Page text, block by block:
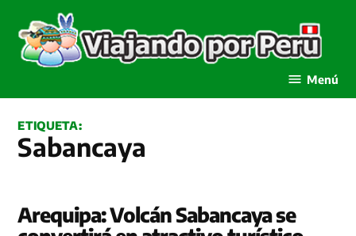
contenido
Menú
ETIQUETA:
Sabancaya
Arequipa: Volcán Sabancaya se